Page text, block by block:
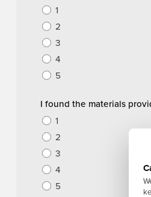
1
2
3
4
5
I found the materials
1
2
3
4
5